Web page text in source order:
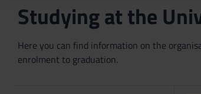
Studying at the
Here you can find information on the
enrolment to graduation.